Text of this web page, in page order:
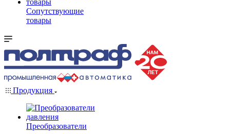
Сопутствующие
товары
Продукция
Преобразователи